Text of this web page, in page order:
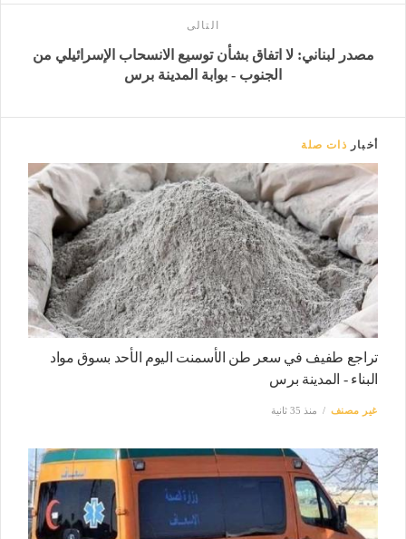
التالى
مصدر لبناني: لا اتفاق بشأن توسيع الانسحاب الإسرائيلي من
الجنوب - بوابة المدينة برس
أخبار ذات صلة
تراجع طفيف في سعر طن الأسمنت اليوم الأحد بسوق مواد
البناء - المدينة برس
غير مصنف منذ 35 ثانية